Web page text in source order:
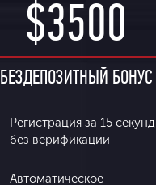
$3500
БЕЗДЕПОЗИТНЫЙ БОНУС
Регистрация за 15 секунд
без верификации
Автоматическое